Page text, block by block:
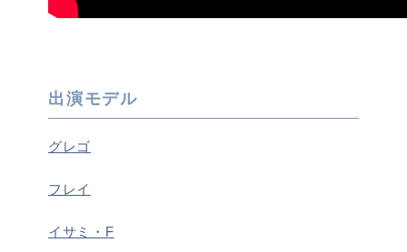
出演モデル
グレゴ
フレイ
イサミ・F